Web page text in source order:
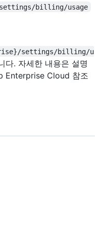
billing/usage
settings/billing/u
다. 자세한 내용은 설명
Enterprise Cloud 참조